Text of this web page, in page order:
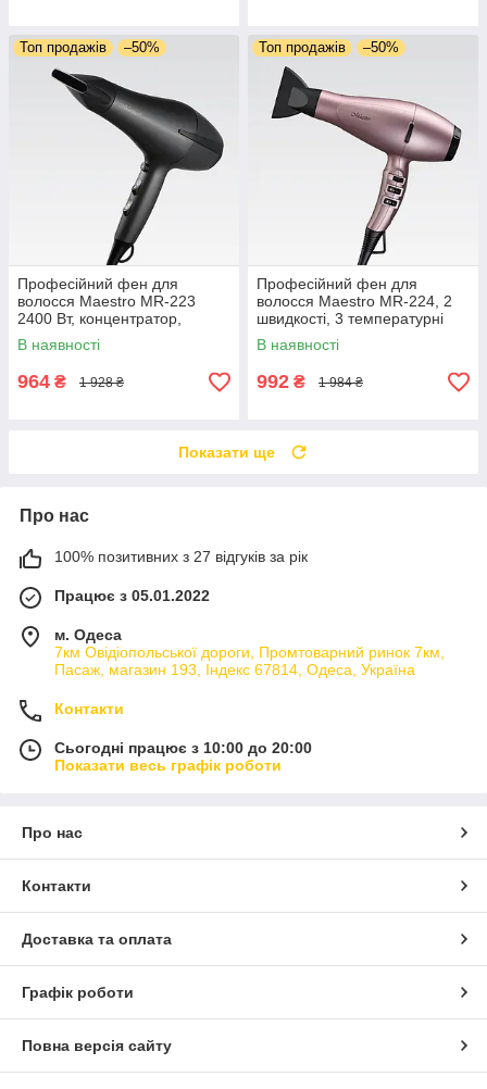
Топ продажів –50%
Професійний фен для
волосся Maestro MR-223
2400 Вт, концентратор,
захист від перегрівання, 2
швидкості, 3 температурні
В наявності
964 ₴ 1 928 ₴
Топ продажів –50%
Професійний фен для
волосся Maestro MR-224, 2
швидкості, 3 температурні
режими, 2300 Вт,
концентратор, захист від
В наявності
992 ₴ 1 984 ₴
Показати ще
Про нас
100% позитивних з 27 відгуків за рік
Працює з 05.01.2022
м. Одеса
7км Овідіопольської дороги, Промтоварний ринок 7км,
Пасаж, магазин 193, Індекс 67814, Одеса, Україна
Контакти
Сьогодні працює з 10:00 до 20:00
Показати весь графік роботи
Про нас
Контакти
Доставка та оплата
Графік роботи
Повна версія сайту